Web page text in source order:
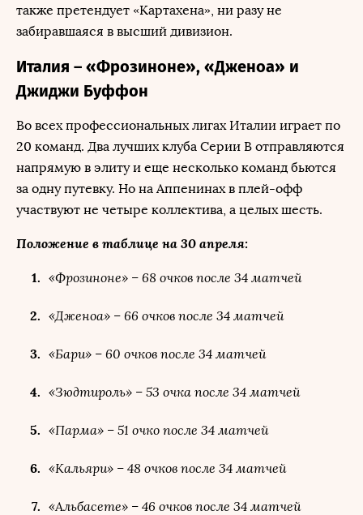
также претендует «Картахена», ни разу не
забиравшаяся в высший дивизион.
Италия – «Фрозиноне», «Дженоа» и
Джиджи Буффон
Во всех профессиональных лигах Италии играет по
20 команд. Два лучших клуба Серии B отправляются
напрямую в элиту и еще несколько команд бьются
за одну путевку. Но на Аппенинах в плей-офф
участвуют не четыре коллектива, а целых шесть.
Положение в таблице на 30 апреля:
«Фрозиноне» – 68 очков после 34 матчей
«Дженоа» – 66 очков после 34 матчей
«Бари» – 60 очков после 34 матчей
«Зюдтироль» – 53 очка после 34 матчей
«Парма» – 51 очко после 34 матчей
«Кальяри» – 48 очков после 34 матчей
«Альбасете» – 46 очков после 34 матчей